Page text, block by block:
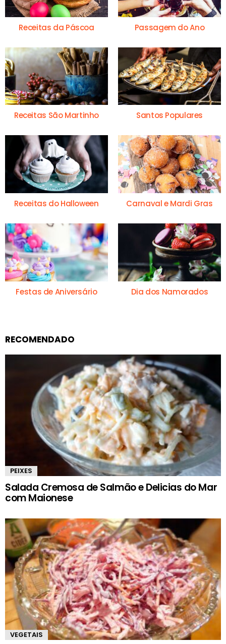
Receitas da Páscoa Passagem do Ano
Receitas São Martinho Santos Populares
Receitas do Halloween Carnaval e Mardi Gras
Festas de Aniversário Dia dos Namorados
RECOMENDADO
PEIXES
Salada Cremosa de Salmão e Delicias do Mar
com Maionese
VEGETAIS